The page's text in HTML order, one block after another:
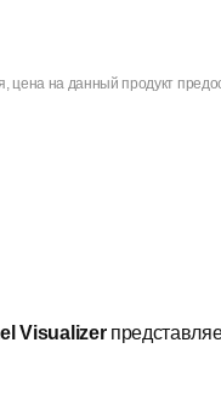
Visualizer
цена на данный продукт